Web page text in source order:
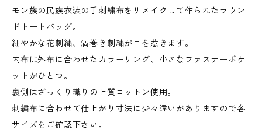
モン族の民族衣装の手刺繍布をリメイクして作られたラウン
ドトートバッグ。
細やかな花刺繍、渦巻き刺繍が目を惹きます。
内布は外布に合わせたカラーリング、小さなファスナーポケ
ットがひとつ。
裏側はざっくり織りの上質コットン使用。
刺繍布に合わせて仕上がり寸法に少々違いがありますので各
サイズをご確認下さい。